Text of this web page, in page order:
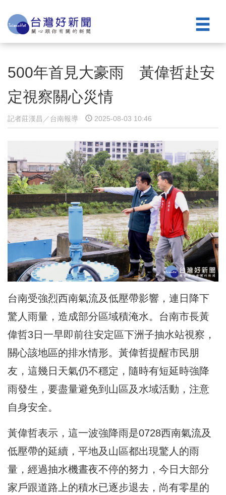
500年首見大豪雨 黃偉哲赴安
定視察關心災情
記者莊漢昌／台南報導 2025-08-03 10:46
台南受強烈西南氣流及低壓帶影響，連日降下
驚人雨量，造成部分區域積淹水。台南市長黃
偉哲3日一早即前往安定區下洲子抽水站視察，
關心該地區的排水情形。黃偉哲提醒市民朋
友，這幾日天氣仍不穩定，隨時有短延時強降
雨發生，要盡量避免到山區及水域活動，注意
自身安全。
黃偉哲表示，這一波強降雨是0728西南氣流及
低壓帶的延續，平地及山區都出現驚人的雨
量，經過抽水機晝夜不停的努力，今日大部分
家戶跟道路上的積水已逐步退去，尚有零星的